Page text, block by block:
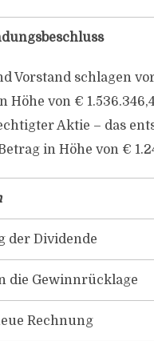
Vorstand schlagen
Höhe von €
Aktie – das
in Höhe von €
der Dividende
die Gewinnrücklage
Rechnung